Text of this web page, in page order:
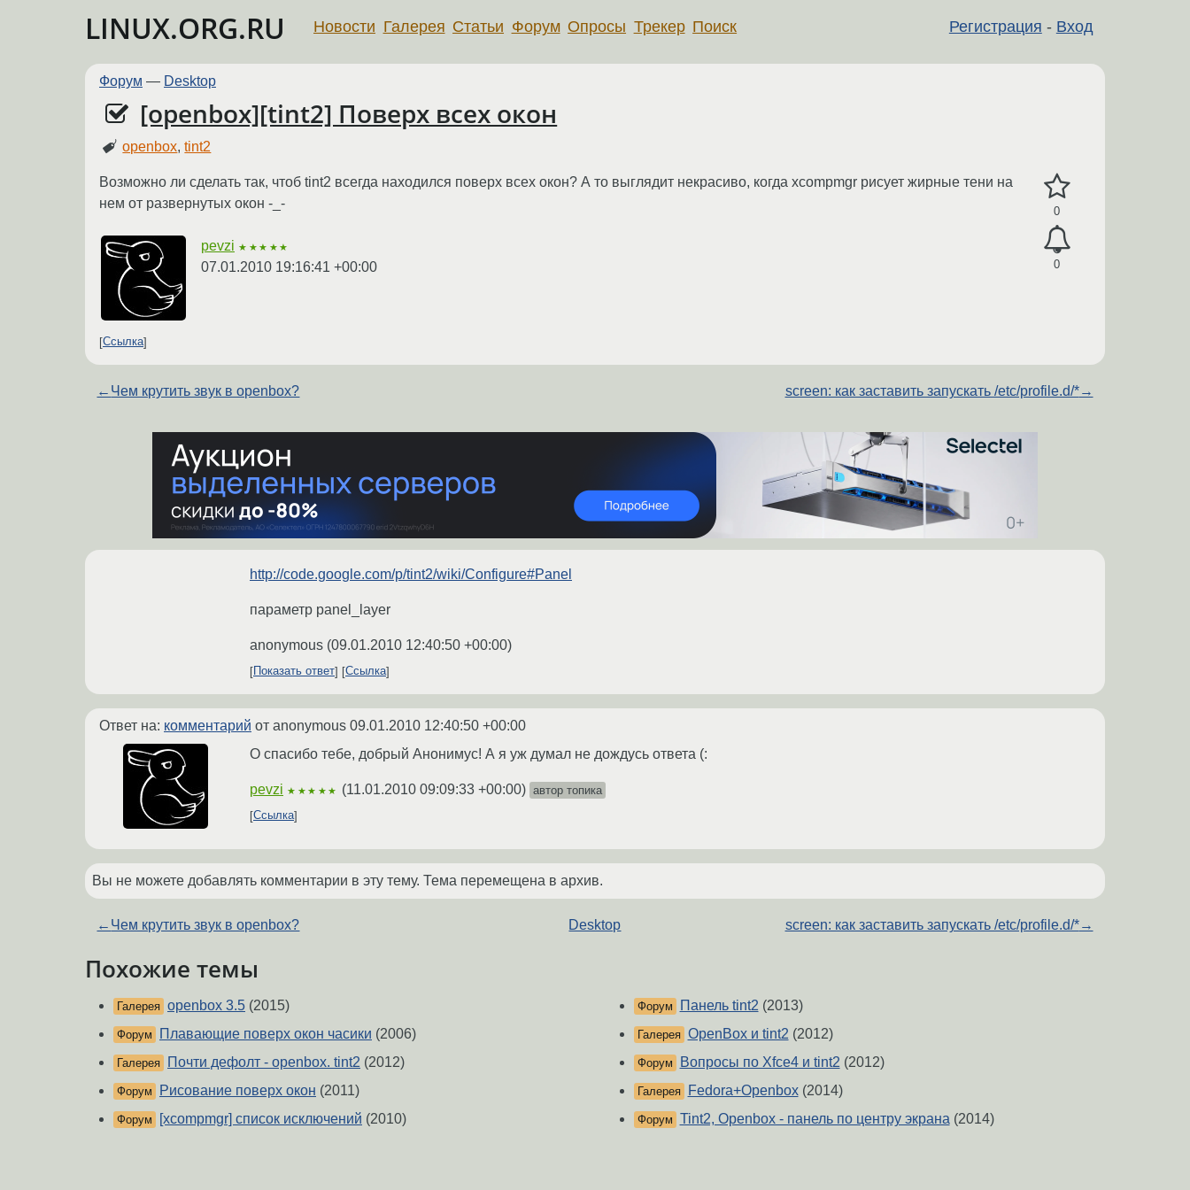
LINUX.ORG.RU Регистрация - Вход
Новости Галерея Статьи Форум Опросы Трекер Поиск
Форум — Desktop
[openbox][tint2] Поверх всех окон
openbox,tint2
0
0
Возможно ли сделать так, чтоб tint2 всегда находился поверх всех окон? А то выглядит некрасиво, когда xcompmgr рисует жирные тени на
нем от развернутых окон -_-
pevzi ★★★★★
07.01.2010 19:16:41 +00:00
Ссылка
← Чем крутить звук в openbox? screen: как заставить запускать /etc/profile.d/*→
http://code.google.com/p/tint2/wiki/Configure#Panel
параметр panel_layer
anonymous (09.01.2010 12:40:50 +00:00)
Показать ответ Ссылка
Ответ на: комментарий от anonymous 09.01.2010 12:40:50 +00:00
О спасибо тебе, добрый Анонимус! А я уж думал не дождусь ответа (:
pevzi ★★★★★ (11.01.2010 09:09:33 +00:00) автор топика
Ссылка
Вы не можете добавлять комментарии в эту тему. Тема перемещена в архив.
← Чем крутить звук в openbox? Desktop screen: как заставить запускать /etc/profile.d/*→
Похожие темы
Галерея openbox 3.5 (2015)
Форум Плавающие поверх окон часики (2006)
Галерея Почти дефолт - openbox. tint2 (2012)
Форум Рисование поверх окон (2011)
Форум [xcompmgr] список исключений (2010)
Форум Панель tint2 (2013)
Галерея OpenBox и tint2 (2012)
Форум Вопросы по Xfce4 и tint2 (2012)
Галерея Fedora+Openbox(2014)
Форум Tint2, Openbox - панель по центру экрана(2014)